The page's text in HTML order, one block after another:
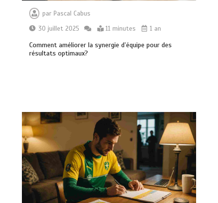
par Pascal Cabus
30 juillet 2025
11 minutes 1 an
Comment améliorer la synergie d’équipe pour des
résultats optimaux?